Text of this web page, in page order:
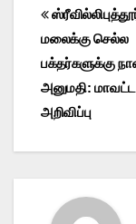
Post
மலைக்கு செல்ல
பக்தர்களுக்கு
அனுமதி:
அறிவிப்பு